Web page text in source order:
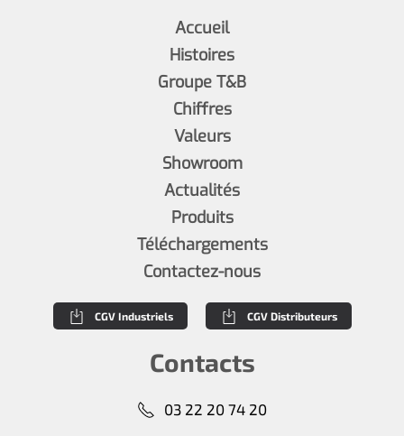
Accueil
Histoires
Groupe T&B
Chiffres
Valeurs
Showroom
Actualités
Produits
Téléchargements
Contactez-nous
CGV Industriels CGV Distributeurs
Contacts
03 22 20 74 20